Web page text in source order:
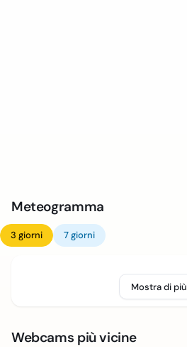
Meteogramma
3 giorni 7 giorni
Mostra di più
Webcams più vicine